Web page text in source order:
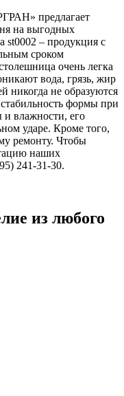
предлагает
на выгодных
st0002 – продукция с
сроком
очень легка
вода, грязь, жир
никогда не образуются
формы при
и влажности, его
ударе. Кроме того,
ремонту. Чтобы
наших
241-31-30.
из любого